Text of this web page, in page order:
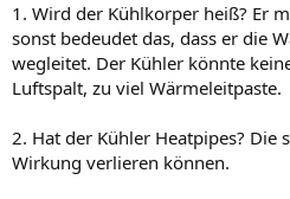
1. Wird der Kühlkorper heiß? Er
sonst bedeudet das, dass er die
wegleitet. Der Kühler könnte
Luftspalt, zu viel Wärmeleitpaste.
2. Hat der Kühler Heatpipes? Die
Wirkung verlieren können.